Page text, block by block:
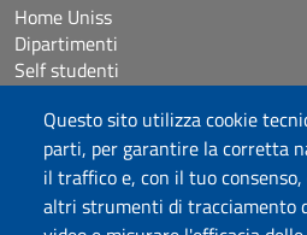
Questo sito utilizza cookie
parti, per garantire la corretta
il traffico e, con il tuo
altri strumenti di tracciamento
Home Uniss
Dipartimenti
Self studenti
Crediti icone
HELPDESK: sba@uniss.it
PEC SBA: sba@pec.uniss.it
WEB SBA: websba@uniss.it